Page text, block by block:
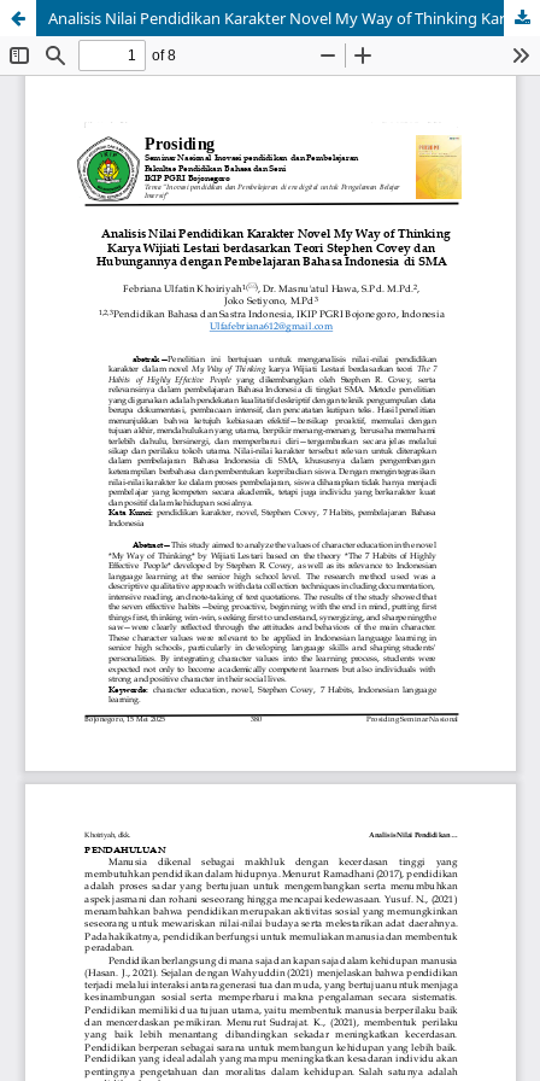
Analisis Nilai Pendidikan Karakter Novel My Way of Thinking Karya Wijiati Lestari berdasarkan Teori Stephen Covey dan Hubungannya dengan Pembelajaran Bahasa Indonesia di SMA